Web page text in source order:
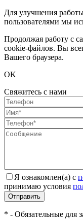
Для улучшения
пользователями мы
Продолжая работу с
cookie-файлов. Вы
Вашего браузера.
OK
Свяжитесь с нами
Я ознакомлен(а) с
принимаю условия
Отправить
* - Обязательные для